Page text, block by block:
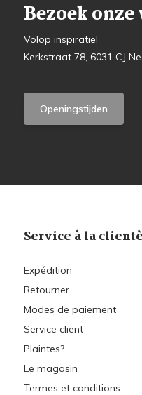
Bezoek
Volop inspiratie!
Kerkstraat 78, 6031 CJ
Openingstijden
Service à la
Expédition
Retourner
Modes de paiement
Service client
Plaintes?
Le magasin
Termes et conditions